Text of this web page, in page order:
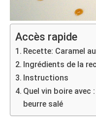
Accès rapide
Recette: Caramel
Ingrédients de la
Instructions
Quel vin boire avec
beurre salé